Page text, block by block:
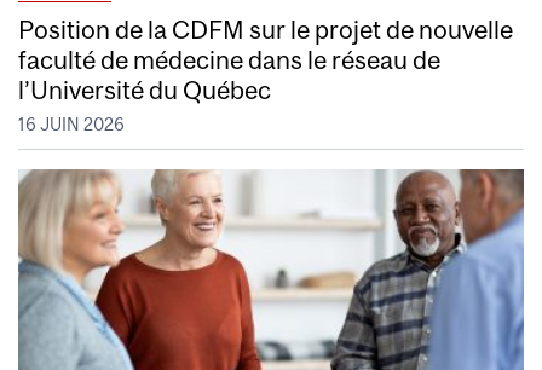
Position de la CDFM sur le projet de nouvelle
faculté de médecine dans le réseau de
l’Université du Québec
16 JUIN 2026